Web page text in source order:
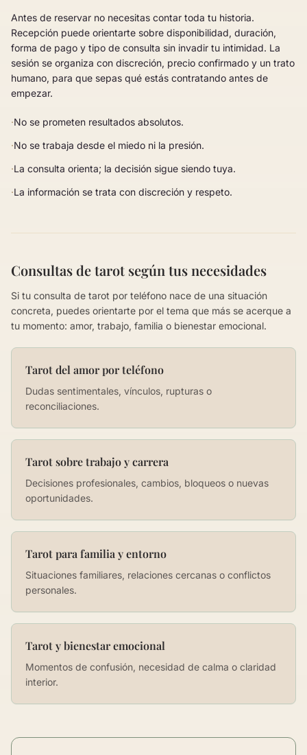
Antes de reservar no necesitas contar toda tu historia.
Recepción puede orientarte sobre disponibilidad, duración,
forma de pago y tipo de consulta sin invadir tu intimidad. La
sesión se organiza con discreción, precio confirmado y un trato
humano, para que sepas qué estás contratando antes de
empezar.
·No se prometen resultados absolutos.
·No se trabaja desde el miedo ni la presión.
·La consulta orienta; la decisión sigue siendo tuya.
·La información se trata con discreción y respeto.
Consultas de tarot según tus necesidades
Si tu consulta de tarot por teléfono nace de una situación
concreta, puedes orientarte por el tema que más se acerque a
tu momento: amor, trabajo, familia o bienestar emocional.
Tarot del amor por teléfono
Dudas sentimentales, vínculos, rupturas o
reconciliaciones.
Tarot sobre trabajo y carrera
Decisiones profesionales, cambios, bloqueos o nuevas
oportunidades.
Tarot para familia y entorno
Situaciones familiares, relaciones cercanas o conflictos
personales.
Tarot y bienestar emocional
Momentos de confusión, necesidad de calma o claridad
interior.